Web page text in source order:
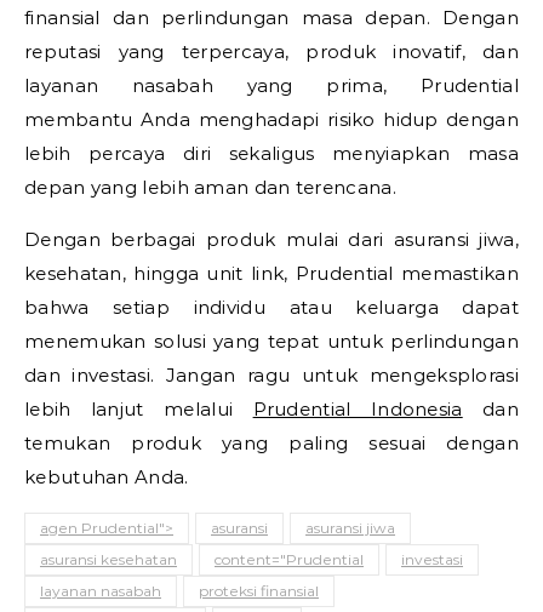
finansial dan perlindungan masa depan. Dengan
reputasi yang terpercaya, produk inovatif, dan
layanan nasabah yang prima, Prudential
membantu Anda menghadapi risiko hidup dengan
lebih percaya diri sekaligus menyiapkan masa
depan yang lebih aman dan terencana.
Dengan berbagai produk mulai dari asuransi jiwa,
kesehatan, hingga unit link, Prudential memastikan
bahwa setiap individu atau keluarga dapat
menemukan solusi yang tepat untuk perlindungan
dan investasi. Jangan ragu untuk mengeksplorasi
lebih lanjut melalui Prudential Indonesia dan
temukan produk yang paling sesuai dengan
kebutuhan Anda.
agen Prudential"> asuransi
asuransi jiwa
asuransi kesehatan
content="Prudential
investasi
layanan nasabah
proteksi finansial